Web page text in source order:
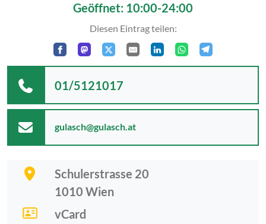
Geöffnet: 10:00-24:00
Diesen Eintrag teilen:
Schulerstrasse 20
1010 Wien
vCard
01/5121017
gulasch@gulasch.at